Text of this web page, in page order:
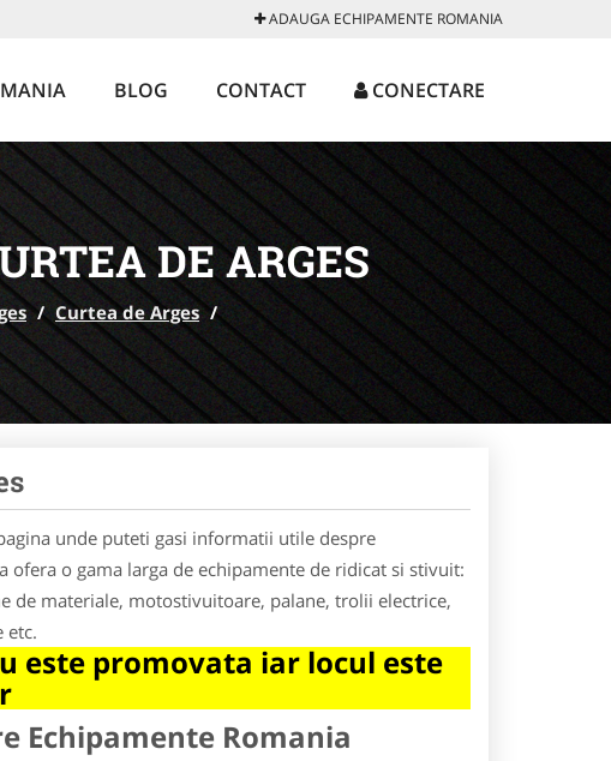
ADAUGA ECHIPAMENTE ROMANIA
BLOG CONTACT CONECTARE
DE ARGES
/ Curtea de Arges /
unde puteti gasi informatii utile despre
ofera o gama larga de echipamente de ridicat si stivuit:
de materiale, motostivuitoare, palane, trolii electrice,
etc.
este promovata iar locul este
Echipamente Romania